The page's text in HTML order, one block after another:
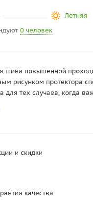
Летняя
0 человек
шина повышенной
рисунком протектора
для тех случаев, когда
и скидки
качества